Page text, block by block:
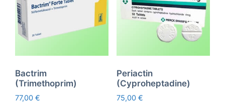
Bactrim
(Trimethoprim)
77,00 €
Periactin
(Cyproheptadine)
75,00 €